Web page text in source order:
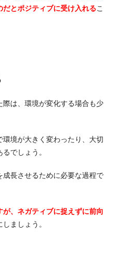
とポジティブに受け入れるこ
は、環境が変化する場合も少
境が大きく変わったり、大切
でしょう。
成長させるために必要な過程で
、ネガティブに捉えずに前向
しましょう。